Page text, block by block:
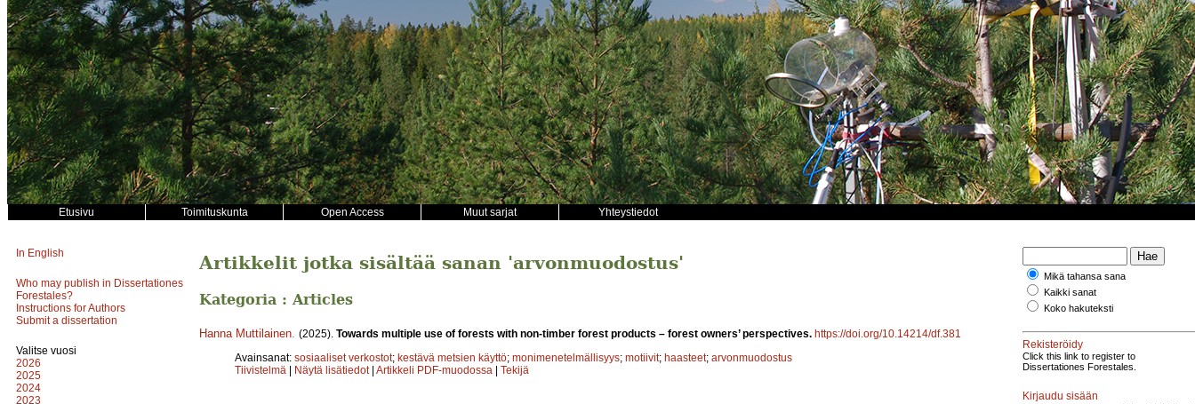
Etusivu Toimituskunta Open Access Muut sarjat Yhteystiedot
In English
Who may publish in Dissertationes
Forestales?
Instructions for Authors
Submit a dissertation
Valitse vuosi
2026
2025
2024
2023
Artikkelit jotka sisältää sanan 'arvonmuodostus'
Kategoria : Articles
Hanna Muttilainen (2025). Towards multiple use of forests with non-timber forest products – forest owners’ perspectives. https://doi.org/10.14214/df.381
Avainsanat: sosiaaliset verkostot; kestävä metsien käyttö; monimenetelmällisyys; motiivit; haasteet; arvonmuodostus
Tiivistelmä | Näytä lisätiedot | Artikkeli PDF-muodossa | Tekijä
Mikä tahansa sana
Kaikki sanat
Koko hakuteksti
Rekisteröidy
Click this link to register to
Dissertationes Forestales.
Kirjaudu sisään